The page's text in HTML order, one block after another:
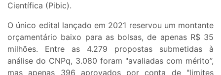
Científica (Pibic).
O único edital lançado em 2021 reservou um montante
orçamentário baixo para as bolsas, de apenas R$ 35
milhões. Entre as 4.279 propostas submetidas à
análise do CNPq, 3.080 foram "avaliadas com mérito”,
mas apenas 396 aprovados por conta de "limites